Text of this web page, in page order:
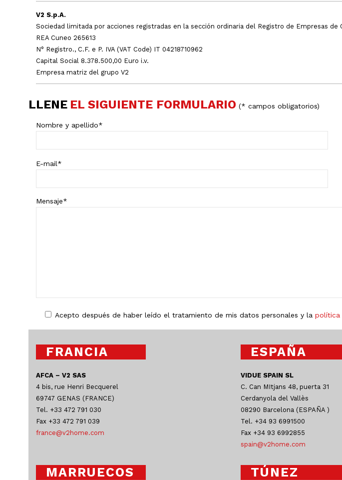
V2 S.p.A.
Sociedad limitada por acciones registradas en la sección ordinaria del Registro de Empresas de
REA Cuneo 265613
N° Registro., C.F. e P. IVA (VAT Code) IT 04218710962
Capital Social 8.378.500,00 Euro i.v.
Empresa matriz del grupo V2
LLENE EL SIGUIENTE FORMULARIO (* campos obligatorios)
Nombre y apellido*
E-mail*
Mensaje*
Acepto después de haber leído el tratamiento de mis datos personales y la política
FRANCIA
AFCA – V2 SAS
4 bis, rue Henri Becquerel
69747 GENAS (FRANCE)
Tel. +33 472 791 030
Fax +33 472 791 039
france@v2home.com
ESPAÑA
VIDUE SPAIN SL
C. Can MItjans 48, puerta 31
Cerdanyola del Vallès
08290 Barcelona (ESPAÑA )
Tel. +34 93 6991500
Fax +34 93 6992855
spain@v2home.com
MARRUECOS TÚNEZ